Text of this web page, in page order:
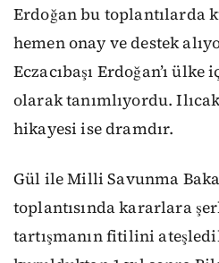
Erdoğan bu toplantılarda
hemen onay ve destek
Eczacıbaşı Erdoğan’ı ülke
olarak tanımlıyordu.
hikayesi ise dramdır.
Gül ile Milli Savunma
toplantısında kararlara
tartışmanın fitilini